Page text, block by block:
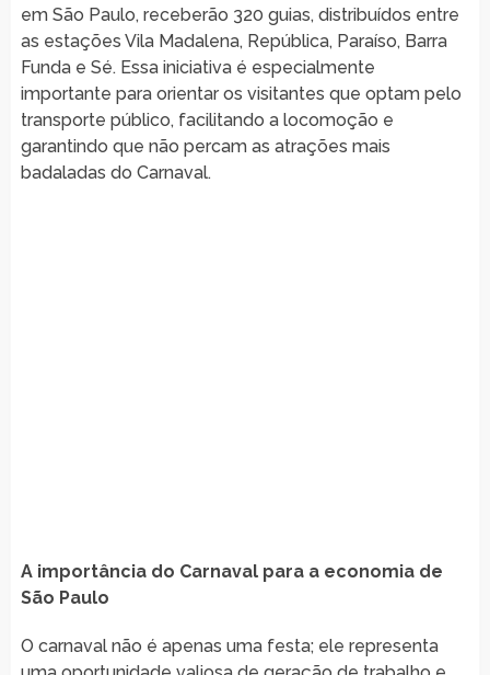
em São Paulo, receberão 320 guias, distribuídos entre
as estações Vila Madalena, República, Paraíso, Barra
Funda e Sé. Essa iniciativa é especialmente
importante para orientar os visitantes que optam pelo
transporte público, facilitando a locomoção e
garantindo que não percam as atrações mais
badaladas do Carnaval.
A importância do Carnaval para a economia de
São Paulo
O carnaval não é apenas uma festa; ele representa